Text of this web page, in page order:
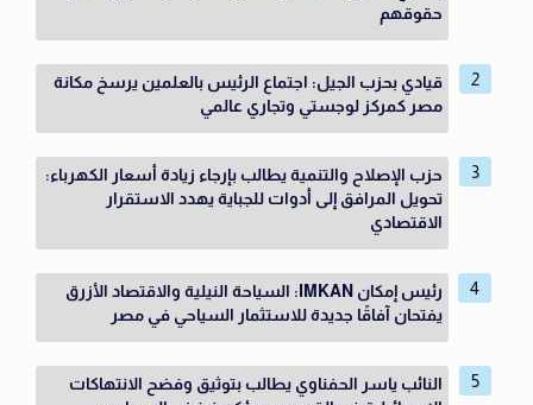
حقوقهم
قيادي بحزب الجيل: اجتماع الرئيس بالعلمين يرسخ مكانة
مصر كمركز لوجستي وتجاري عالمي
حزب الإصلاح والتنمية يطالب بإرجاء زيادة أسعار الكهرباء:
تحويل المرافق إلى أدوات للجباية يهدد الاستقرار
الاقتصادي
رئيس إمكان IMKAN: السياحة النيلية والاقتصاد الأزرق
يفتحان آفاقًا جديدة للاستثمار السياحي في مصر
النائب ياسر الحفناوي يطالب بتوثيق وفضح الانتهاكات